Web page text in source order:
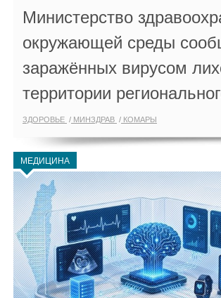
Министерство
окружающей среды
заражённых вирусом
территории
ЗДОРОВЬЕ МИНЗДРАВ КОМАРЫ
МЕДИЦИНА